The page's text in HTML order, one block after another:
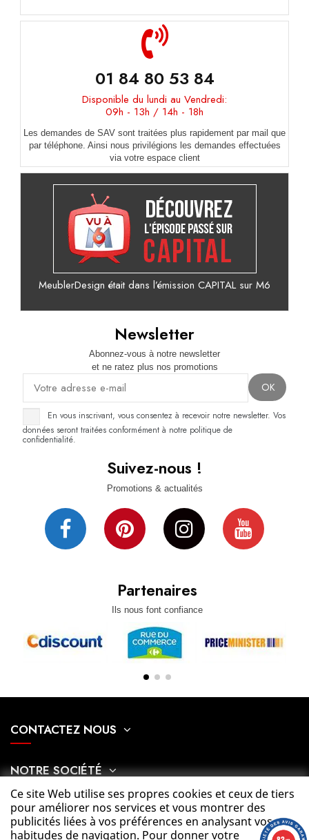
01 84 80 53 84
Disponible du lundi au Vendredi:
09h - 13h / 14h - 18h
Les demandes de SAV sont traitées plus rapidement par mail que
par téléphone. Ainsi nous privilégions les demandes effectuées
via votre espace client
MeublerDesign était dans l’émission CAPITAL sur M6
Partenaires
Ils nous font confiance
Suivez-nous !
Promotions & actualités
Newsletter
Abonnez-vous à notre newsletter
et ne ratez plus nos promotions
En vous inscrivant, vous consentez à recevoir notre newsletter. Vos
données seront traitées conformément à notre politique de
confidentialité.
CONTACTEZ NOUS
NOTRE SOCIÉTÉ
MON COMPTE
Ce site Web utilise ses propres cookies et ceux de tiers
pour améliorer nos services et vous montrer des
publicités liées à vos préférences en analysant vos
habitudes de navigation. Pour donner votre